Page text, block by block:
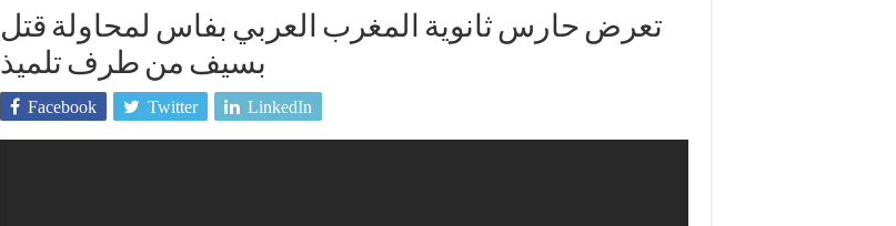
تعرض حارس ثانوية المغرب العربي بفاس لمحاولة قتل
بسيف من طرف تلميذ
Facebook Twitter LinkedIn